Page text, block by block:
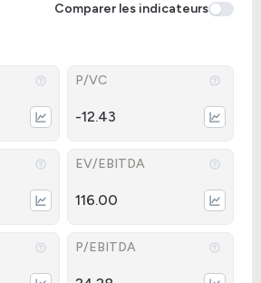
Comparer les indicateurs
P/VC
-12.43
EV/EBITDA
116.00
P/EBITDA